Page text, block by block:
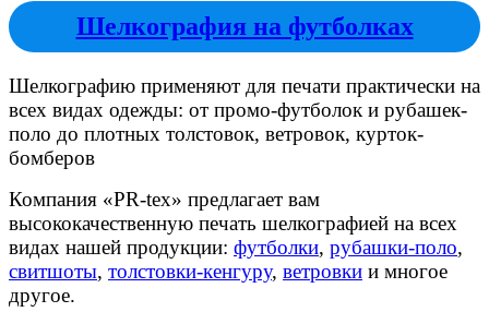
Шелкография на футболках
Шелкографию применяют для печати практически на
всех видах одежды: от промо-футболок и рубашек-
поло до плотных толстовок, ветровок, курток-
бомберов
Компания «PR-tex» предлагает вам
высококачественную печать шелкографией на всех
видах нашей продукции: футболки, рубашки-поло,
свитшоты, толстовки-кенгуру, ветровки и многое
другое.